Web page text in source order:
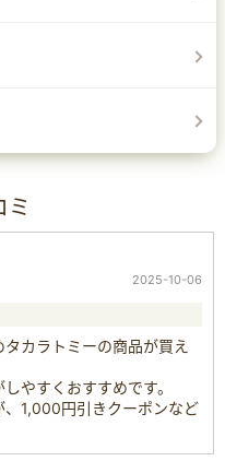
ミ
2025-10-06
カラトミーの商品が買え
やすくおすすめです。
1,000円引きクーポンなど